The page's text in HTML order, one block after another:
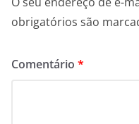
obrigatórios são
Comentário *